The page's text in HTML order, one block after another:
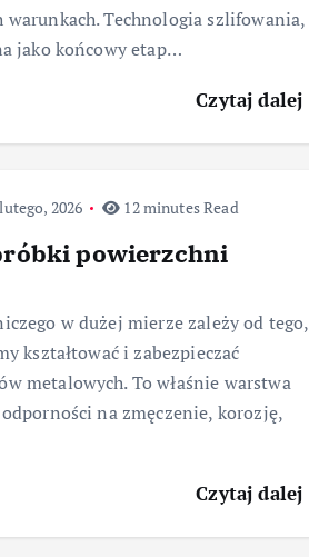
warunkach. Technologia szlifowania,
jako końcowy etap…
Czytaj dalej
2026 12 minutes Read
powierzchni
w dużej mierze zależy od tego,
kształtować i zabezpieczać
metalowych. To właśnie warstwa
na zmęczenie, korozję,
Czytaj dalej